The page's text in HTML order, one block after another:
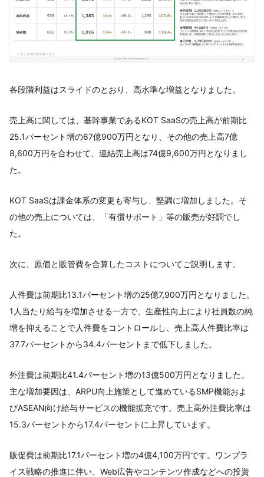
各段階利益はスライドのとおり、高水準な増益となりました。
売上高に関しては、基幹事業であるKOT SaaSの売上高が前期比
25.1パーセント増の67億900万円となり、その他の売上高7億
8,600万円を合わせて、連結売上高は74億9,600万円となりまし
た。
KOT SaaSは課金体系の変更も寄与し、堅調に増加しました。そ
の他の売上については、「有償サポート」等の販売が好調でし
た。
次に、原価と販管費を合算したコストについてご説明します。
人件費は前期比13.1パーセント増の25億7,900万円となりました。
1人当たり給与を増加させる一方で、生産性向上により社員数の純
増を抑えることで人件費をコントロールし、売上高人件費比率は
37.7パーセントから34.4パーセントまで低下しました。
外注費は前期比41.4パーセント増の13億500万円となりました。
主な増加要因は、ARPU向上施策として進めているSMP機能およ
びASEAN向け給与サービスの機能拡充です。売上高外注費比率は
15.3パーセントから17.4パーセントに上昇しています。
販促費は前期比17.1パーセント増の4億4,100万円です。ワンプラ
イス戦略の推進に伴い、Web広告やコンテンツ作成などへの投資